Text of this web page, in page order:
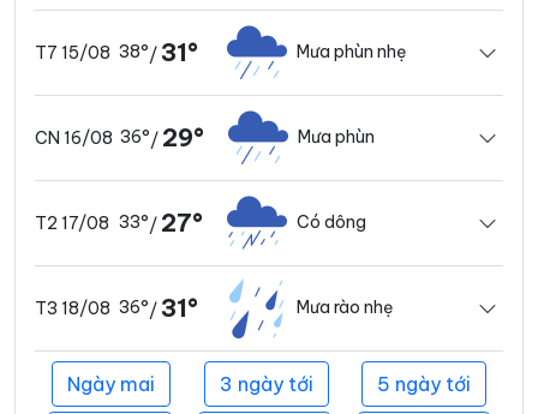
T7 15/08 38°/31° Mưa phùn nhẹ
CN 16/08 36°/ 29° Mưa phùn
T2 17/08 33°/ 27° Có dông
T3 18/08 36°/31° Mưa rào nhẹ
Ngày mai 3 ngày tới 5 ngày tới